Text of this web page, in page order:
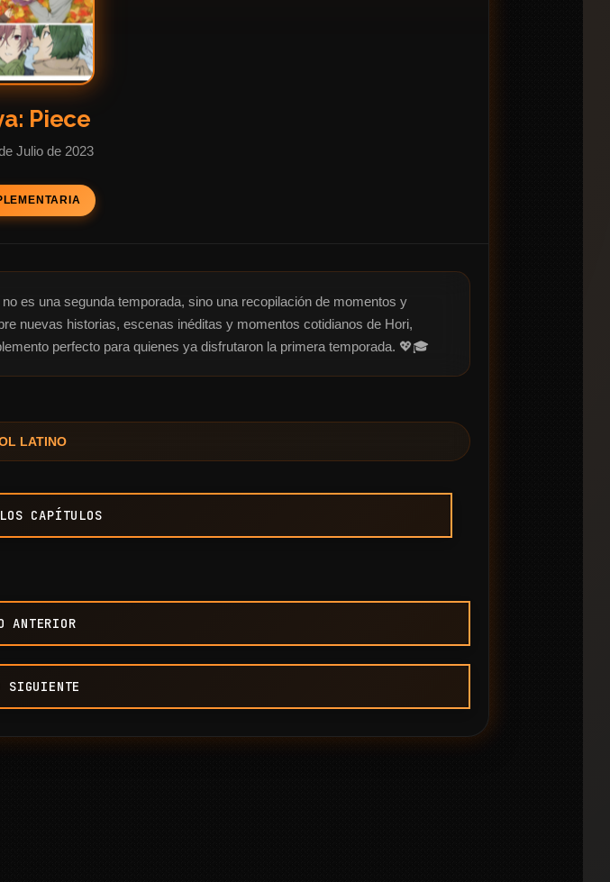
Piece
Julio de 2023
es una segunda temporada, sino una recopilación de momentos y
nuevas historias, escenas inéditas y momentos cotidianos de Hori,
perfecto para quienes ya disfrutaron la primera temporada. 💖🎓
LATINO
CAPÍTULOS
ANTERIOR
SIGUIENTE